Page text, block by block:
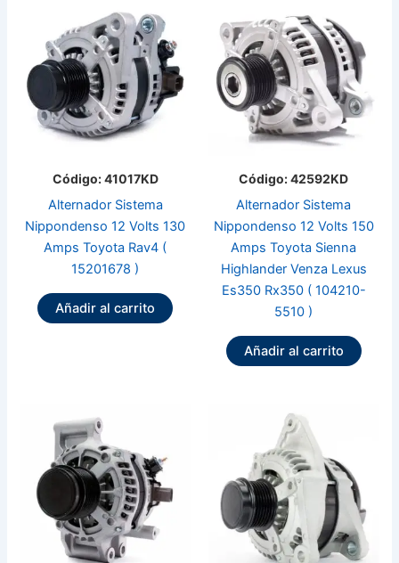
Código: 41017KD
Alternador Sistema
Nippondenso 12 Volts 130
Amps Toyota Rav4 (
15201678 )
Añadir al carrito
Código: 42592KD
Alternador Sistema
Nippondenso 12 Volts 150
Amps Toyota Sienna
Highlander Venza Lexus
Es350 Rx350 ( 104210-
5510 )
Añadir al carrito